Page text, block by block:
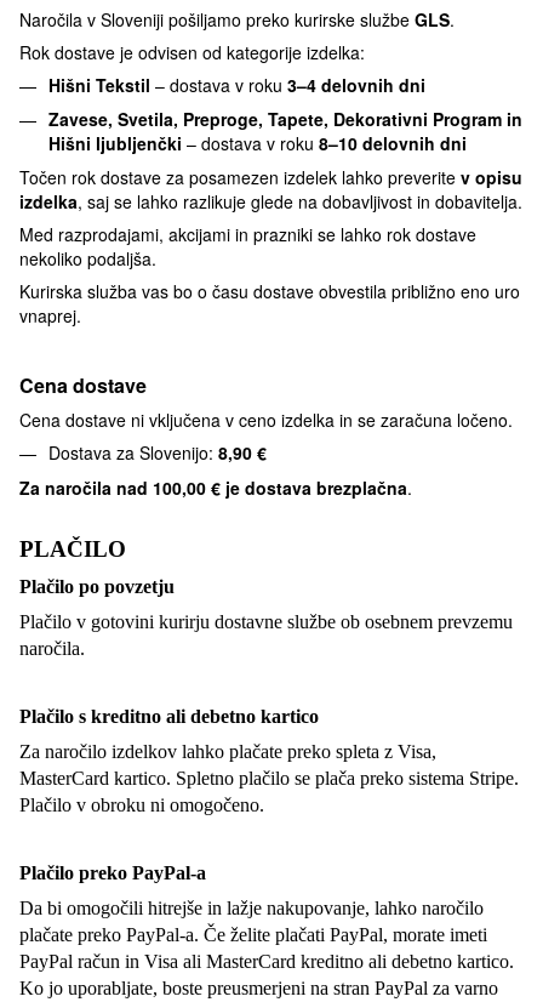
Naročila v Sloveniji pošiljamo preko kurirske službe GLS.
Rok dostave je odvisen od kategorije izdelka:
Hišni Tekstil – dostava v roku 3–4 delovnih dni
Zavese, Svetila, Preproge, Tapete, Dekorativni Program in
Hišni ljubljenčki – dostava v roku 8–10 delovnih dni
Točen rok dostave za posamezen izdelek lahko preverite v opisu
izdelka, saj se lahko razlikuje glede na dobavljivost in dobavitelja.
Med razprodajami, akcijami in prazniki se lahko rok dostave
nekoliko podaljša.
Kurirska služba vas bo o času dostave obvestila približno eno uro
vnaprej.
Cena dostave
Cena dostave ni vključena v ceno izdelka in se zaračuna ločeno.
Dostava za Slovenijo: 8,90 €
Za naročila nad 100,00 € je dostava brezplačna.
PLAČILO
Plačilo po povzetju
Plačilo v gotovini kurirju dostavne službe ob osebnem prevzemu
naročila.
Plačilo s kreditno ali debetno kartico
Za naročilo izdelkov lahko plačate preko spleta z Visa,
MasterCard kartico. Spletno plačilo se plača preko sistema Stripe.
Plačilo v obroku ni omogočeno.
Plačilo preko PayPal-a
Da bi omogočili hitrejše in lažje nakupovanje, lahko naročilo
plačate preko PayPal-a. Če želite plačati PayPal, morate imeti
PayPal račun in Visa ali MasterCard kreditno ali debetno kartico.
Ko jo uporabljate, boste preusmerjeni na stran PayPal za varno